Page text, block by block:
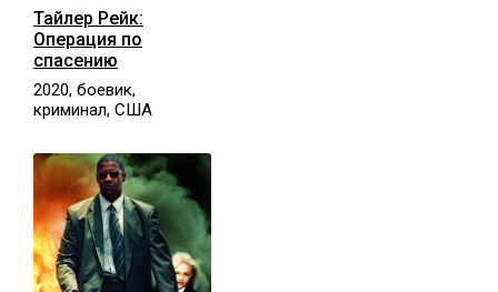
Тайлер Рейк:
Операция по
спасению
2020, боевик,
криминал, США